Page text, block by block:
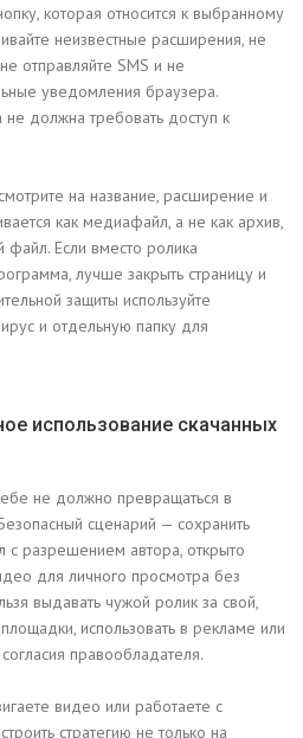
которая относится к выбранному
неизвестные расширения, не
отправляйте SMS и не
уведомления браузера.
должна требовать доступ к
на название, расширение и
как медиафайл, а не как архив,
файл. Если вместо ролика
лучше закрыть страницу и
защиты используйте
и отдельную папку для
использование скачанных
не должно превращаться в
сценарий — сохранить
с разрешением автора, открыто
для личного просмотра без
выдавать чужой ролик за свой,
использовать в рекламе или
правообладателя.
видео или работаете с
стратегию не только на